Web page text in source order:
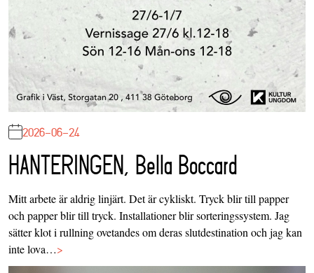
2026-06-24
HANTERINGEN, Bella Boccard
Mitt arbete är aldrig linjärt. Det är cykliskt. Tryck blir till papper
och papper blir till tryck. Installationer blir sorteringssystem. Jag
sätter klot i rullning ovetandes om deras slutdestination och jag kan
inte lova…>